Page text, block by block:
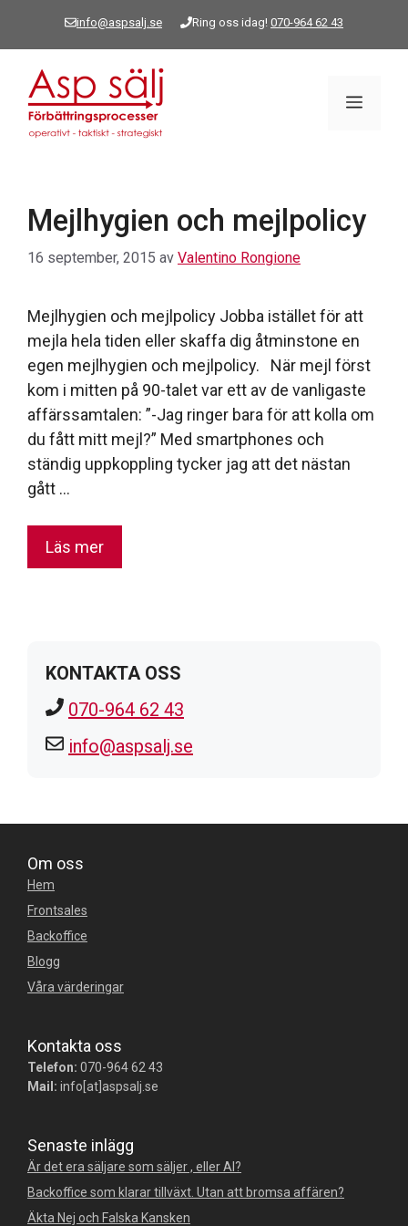
info@aspsalj.se Ring oss idag! 070-964 62 43
Meny
Mejlhygien och mejlpolicy
16 september, 2015 av Valentino Rongione
Mejlhygien och mejlpolicy Jobba istället för att
mejla hela tiden eller skaffa dig åtminstone en
egen mejlhygien och mejlpolicy. När mejl först
kom i mitten på 90-talet var ett av de vanligaste
affärssamtalen: ”-Jag ringer bara för att kolla om
du fått mitt mejl?” Med smartphones och
ständig uppkoppling tycker jag att det nästan
gått …
Läs mer
KONTAKTA OSS
070-964 62 43
info@aspsalj.se
Om oss
Hem
Frontsales
Backoffice
Blogg
Våra värderingar
Kontakta oss
Telefon: 070-964 62 43
Mail: info[at]aspsalj.se
Senaste inlägg
Är det era säljare som säljer , eller AI?
Backoffice som klarar tillväxt. Utan att bromsa affären?
Äkta Nej och Falska Kansken